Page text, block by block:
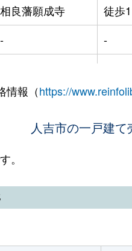
相良藩願成寺 徒歩
- -
相良藩願成寺 徒歩
相良藩願成寺 徒歩
人吉
- -
人吉 徒歩
人吉 徒歩
情報（https://
人吉市の一戸建て
。